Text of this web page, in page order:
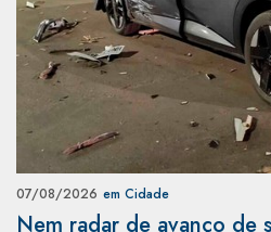
07/08/2026 em Cidade
Nem radar de avanço de